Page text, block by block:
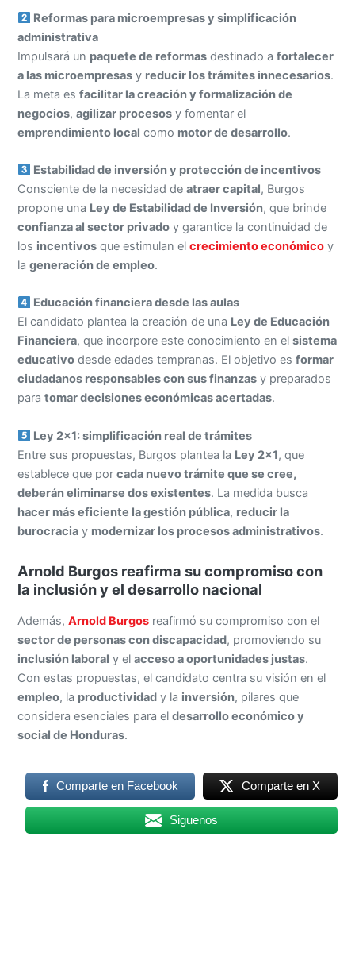
Reformas para microempresas y simplificación
administrativa
Impulsará un paquete de reformas destinado afortalecer
a las microempresas y reducir los trámites innecesarios.
La meta esfacilitar la creación y formalización de
negocios,agilizar procesos y fomentar el
emprendimiento local como motor de desarrollo.
Estabilidad de inversión y protección de incentivos
Consciente de la necesidad deatraer capital, Burgos
propone una Ley de Estabilidad de Inversión, que brinde
confianza al sector privado y garantice la continuidad de
los incentivos que estimulan elcrecimiento económico y
lageneración de empleo.
Educación financiera desde las aulas
El candidato plantea la creación de una Ley de Educación
Financiera, que incorpore este conocimiento en elsistema
educativo desde edades tempranas. El objetivo esformar
ciudadanos responsables con sus finanzas y preparados
paratomar decisiones económicas acertadas.
Ley 2×1: simplificación real de trámites
Entre sus propuestas, Burgos plantea la Ley 2×1, que
establece que porcada nuevo trámite que se cree,
deberán eliminarse dos existentes. La medida busca
hacer más eficiente la gestión pública, reducir la
burocracia y modernizar los procesos administrativos.
Arnold Burgos reafirma su compromiso con
la inclusión y el desarrollo nacional
Además,Arnold Burgos reafirmó su compromiso con el
sector de personas con discapacidad, promoviendo su
inclusión laboral y elacceso a oportunidades justas.
Con estas propuestas, el candidato centra su visión en el
empleo, la productividad y la inversión, pilares que
considera esenciales para eldesarrollo económico y
social de Honduras.
Comparte en Facebook Comparte en X
Siguenos